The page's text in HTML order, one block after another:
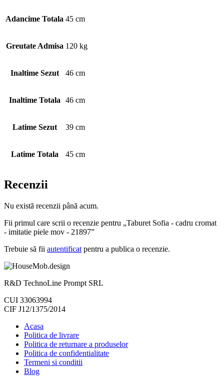
Adancime Totala 45 cm
Greutate Admisa 120 kg
Inaltime Sezut 46 cm
Inaltime Totala 46 cm
Latime Sezut 39 cm
Latime Totala 45 cm
Recenzii
Nu există recenzii până acum.
Fii primul care scrii o recenzie pentru „Taburet Sofia - cadru cromat
- imitatie piele mov - 21897”
Trebuie să fii autentificat pentru a publica o recenzie.
R&D TechnoLine Prompt SRL
CUI 33063994
CIF J12/1375/2014
Acasa
Politica de livrare
Politica de returnare a produselor
Politica de confidentialitate
Termeni si conditii
Blog